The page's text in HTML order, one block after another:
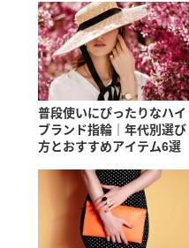
普段使いにぴったりなハイ
ブランド指輪｜年代別選び
方とおすすめアイテム6選